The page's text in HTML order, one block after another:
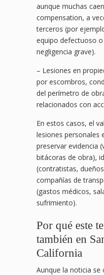
aunque muchas
compensation, a
terceros (por
equipo defectuoso
negligencia grave).
– Lesiones en
por escombros,
del perímetro de
relacionados con
En estos casos, el
lesiones personales
preservar evidencia
bitácoras de obra),
(contratistas,
compañías de
(gastos médicos,
sufrimiento).
Por qué este
también en
California
Aunque la noticia se